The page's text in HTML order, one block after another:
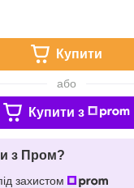
Купити
або
Купити з
з Пром?
захистом